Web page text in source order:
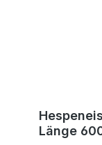
Länge